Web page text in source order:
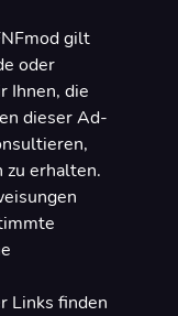
gilt
oder
Ihnen, die
dieser Ad-
erhalten.
Links finden